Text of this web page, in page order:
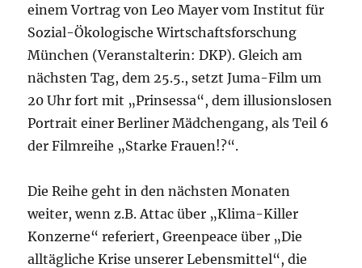
einem Vortrag von Leo Mayer vom Institut für
Sozial-Ökologische Wirtschaftsforschung
München (Veranstalterin: DKP). Gleich am
nächsten Tag, dem 25.5., setzt Juma-Film um
20 Uhr fort mit „Prinsessa“, dem illusionslosen
Portrait einer Berliner Mädchengang, als Teil 6
der Filmreihe „Starke Frauen!?“.
Die Reihe geht in den nächsten Monaten
weiter, wenn z.B. Attac über „Klima-Killer
Konzerne“ referiert, Greenpeace über „Die
alltägliche Krise unserer Lebensmittel“, die